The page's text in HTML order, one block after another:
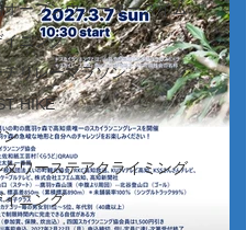
ープンウォータースイム
ニング
リレーマラソン
HIKE
ン
ワーステアクライミング
ニング